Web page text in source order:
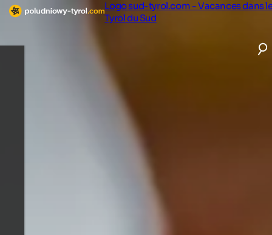
Logo sud-tyrol.com - Vacances dans
Tyrol du Sud